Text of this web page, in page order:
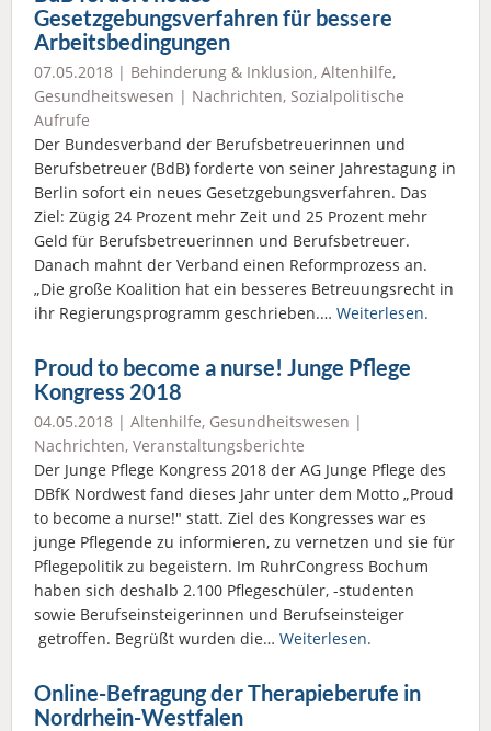
Gesetzgebungsverfahren für bessere
Arbeitsbedingungen
07.05.2018 | Behinderung & Inklusion, Altenhilfe,
Gesundheitswesen | Nachrichten, Sozialpolitische
Aufrufe
Der Bundesverband der Berufsbetreuerinnen und
Berufsbetreuer (BdB) forderte von seiner Jahrestagung in
Berlin sofort ein neues Gesetzgebungsverfahren. Das
Ziel: Zügig 24 Prozent mehr Zeit und 25 Prozent mehr
Geld für Berufsbetreuerinnen und Berufsbetreuer.
Danach mahnt der Verband einen Reformprozess an.
„Die große Koalition hat ein besseres Betreuungsrecht in
ihr Regierungsprogramm geschrieben.… Weiterlesen.
Proud to become a nurse! Junge Pflege
Kongress 2018
04.05.2018 | Altenhilfe, Gesundheitswesen |
Nachrichten, Veranstaltungsberichte
Der Junge Pflege Kongress 2018 der AG Junge Pflege des
DBfK Nordwest fand dieses Jahr unter dem Motto „Proud
to become a nurse!" statt. Ziel des Kongresses war es
junge Pflegende zu informieren, zu vernetzen und sie für
Pflegepolitik zu begeistern. Im RuhrCongress Bochum
haben sich deshalb 2.100 Pflegeschüler, -studenten
sowie Berufseinsteigerinnen und Berufseinsteiger
getroffen. Begrüßt wurden die… Weiterlesen.
Online-Befragung der Therapieberufe in
Nordrhein-Westfalen